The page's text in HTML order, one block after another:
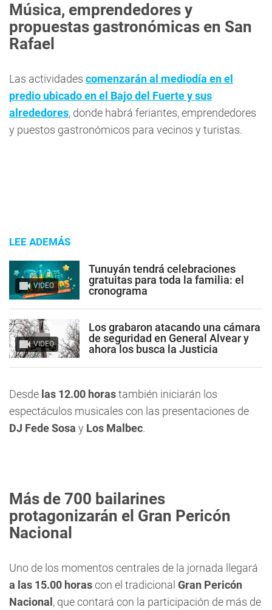
Música, emprendedores y
propuestas gastronómicas en San
Rafael
Las actividades comenzarán al mediodía en el
predio ubicado en el Bajo del Fuerte y sus
alrededores, donde habrá feriantes, emprendedores
y puestos gastronómicos para vecinos y turistas.
LEE ADEMÁS
VIDEO
Tunuyán tendrá celebraciones
gratuitas para toda la familia: el
cronograma
VIDEO
Los grabaron atacando una cámara
de seguridad en General Alvear y
ahora los busca la Justicia
Desde las 12.00 horastambién iniciarán los
espectáculos musicales con las presentaciones de
DJ Fede Sosa y Los Malbec.
Más de 700 bailarines
protagonizarán el Gran Pericón
Nacional
Uno de los momentos centrales de la jornada llegará
a las 15.00 horascon el tradicional Gran Pericón
Nacional , que contará con la participación de más de